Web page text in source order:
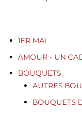
1ER MAI
AMOUR - UN
BOUQUETS
AUTRES
BOUQUETS